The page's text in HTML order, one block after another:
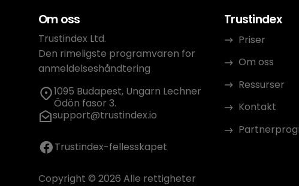
Om oss
Trustindex Ltd.
Den rimeligste programvaren for
anmeldelseshåndtering
1095 Budapest, Ungarn Lechner
Ödön fasor 3.
support@trustindex.io
Trustindex-fellesskapet
Copyright © 2026 Alle rettigheter
Trustindex
Priser
Om oss
Ressurser
Kontakt